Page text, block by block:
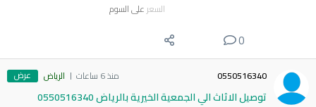
السعر على السوم
0
0550516340 منذ 6 ساعات الرياض عرض
توصيل الاثاث الي الجمعية الخيرية بالرياض 0550516340